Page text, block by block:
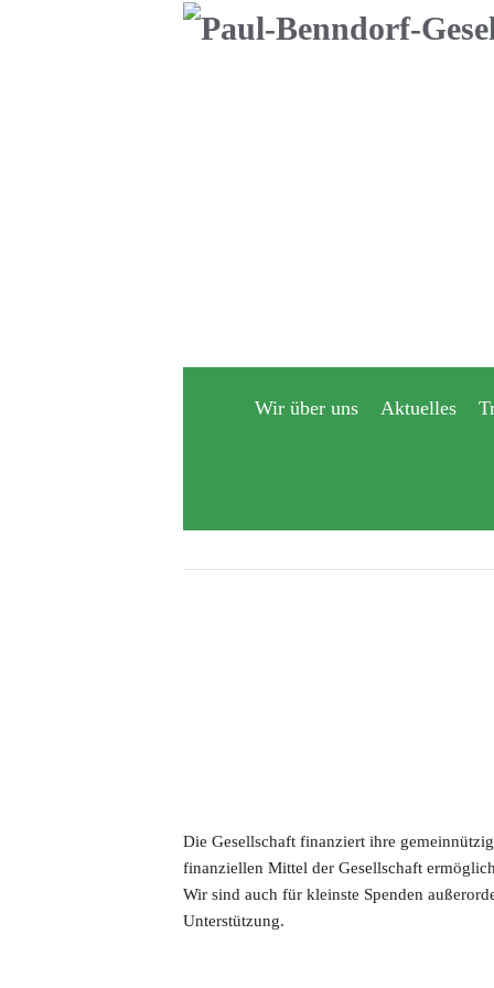
überspringen
Wir über uns
Beitragsordnung
Aktuelles
Die Gesellschaft finanziert ihre
finanziellen Mittel der Gesellschaft
Wir sind auch für kleinste Spenden
Unterstützung.